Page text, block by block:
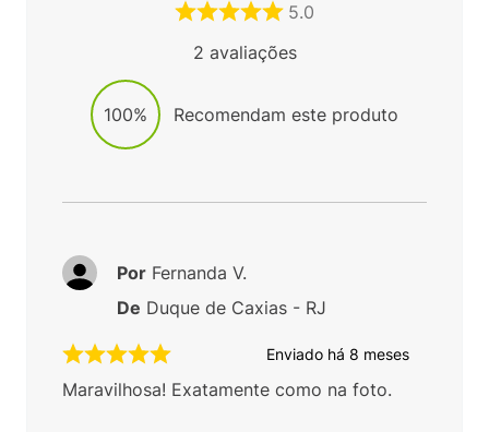
5.0
2 avaliações
100% Recomendam este produto
Enviado há 8 meses
Maravilhosa! Exatamente como na foto.
Por Fernanda V.
De Duque de Caxias - RJ